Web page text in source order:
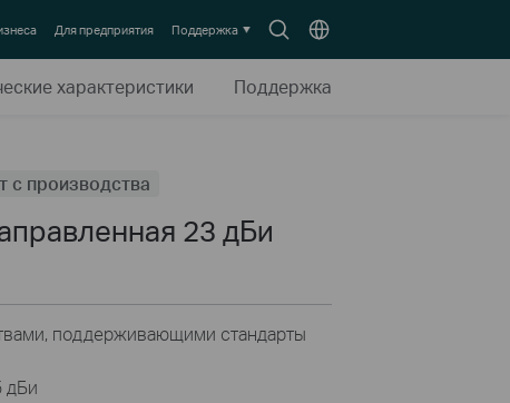
SearchВыберите
Для предприятия Поддержка
характеристики Поддержка
с производства
23 дБи
поддерживающими стандарты
дБи